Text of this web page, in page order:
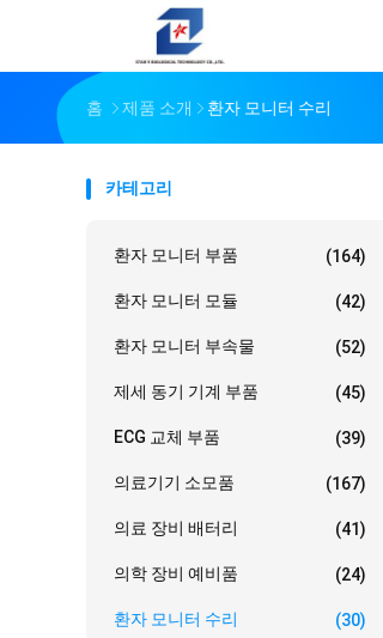
홈 제품 소개 환자 모니터 수리
카테고리
환자 모니터 부품 (164)
환자 모니터 모듈 (42)
환자 모니터 부속물 (52)
제세 동기 기계 부품 (45)
ECG 교체 부품 (39)
의료기기 소모품 (167)
의료 장비 배터리 (41)
의학 장비 예비품 (24)
환자 모니터 수리 (30)